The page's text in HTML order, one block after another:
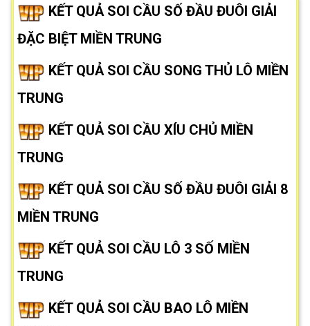
KẾT QUẢ SOI CẦU SỐ ĐẦU ĐUÔI GIẢI
ĐẶC BIỆT MIỀN TRUNG
KẾT QUẢ SOI CẦU SONG THỦ LÔ MIỀN
TRUNG
KẾT QUẢ SOI CẦU XÍU CHỦ MIỀN
TRUNG
KẾT QUẢ SOI CẦU SỐ ĐẦU ĐUÔI GIẢI 8
MIỀN TRUNG
KẾT QUẢ SOI CẦU LÔ 3 SỐ MIỀN
TRUNG
KẾT QUẢ SOI CẦU BAO LÔ MIỀN